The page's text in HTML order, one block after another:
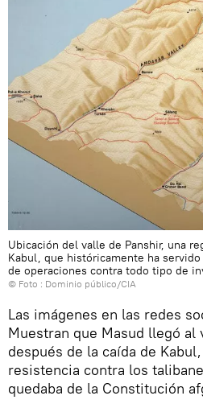
Ubicación del valle de Panshir, una
Kabul, que históricamente ha
de operaciones contra todo tipo de
© Foto : Dominio público/CIA
Las imágenes en las redes
Muestran que Masud llegó al
después de la caída de
resistencia contra los
quedaba de la Constitución